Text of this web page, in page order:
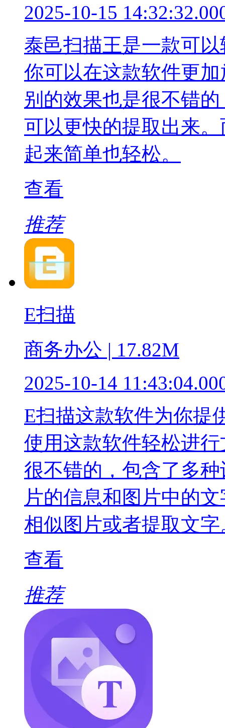
2025-10-15
泰邑扫描王是一款可
你可以在这款软件更
别的效果也是很不错
可以更快的提取出来
起来简单也轻松。
查看
推荐
E扫描
商务办公 | 17.82M
2025-10-14
E扫描这款软件为你提
使用这款软件轻松进
很不错的，包含了多
片的信息和图片中的
相似图片或者提取文字
查看
推荐